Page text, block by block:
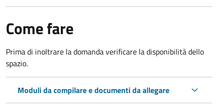
Come fare
Prima di inoltrare la domanda verificare la disponibilità dello
spazio.
Moduli da compilare e documenti da allegare